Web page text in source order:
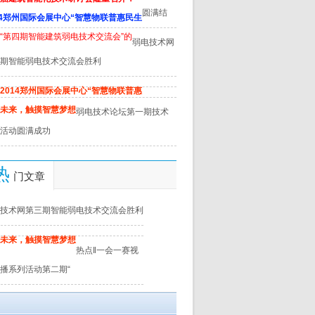
郑州国际会展中心“智慧物联普惠民生
第四期智能建筑弱电技术交流会”的
圆满结
弱电技术网
智能弱电技术交流会胜利
郑州国际会展中心“智慧物联普惠
来，触摸智慧梦想弱电技术论坛第一期技术
动圆满成功
门文章
术网第三期智能弱电技术交流会胜利
来，触摸智慧梦想
热点‖一会一赛视
系列活动第二期“